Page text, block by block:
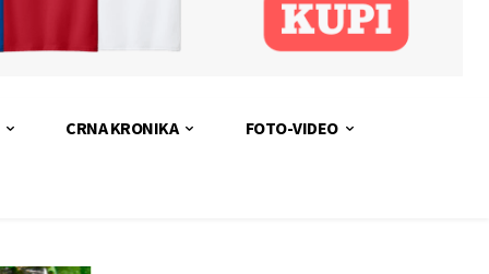
CRNA KRONIKA FOTO-VIDEO